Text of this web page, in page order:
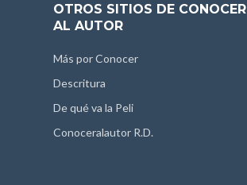
OTROS SITIOS DE CONOCER
AL AUTOR
Más por Conocer
Descritura
De qué va la Peli
Conoceralautor R.D.